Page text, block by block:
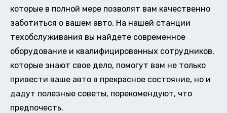
которые в полной мере позволят вам качественно
заботиться о вашем авто. На нашей станции
техобслуживания вы найдете современное
оборудование и квалифицированных сотрудников,
которые знают свое дело, помогут вам не только
привести ваше авто в прекрасное состояние, но и
дадут полезные советы, порекомендуют, что
предпочесть.